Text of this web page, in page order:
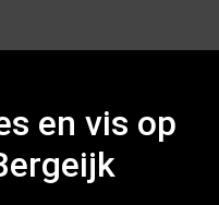
en vis op